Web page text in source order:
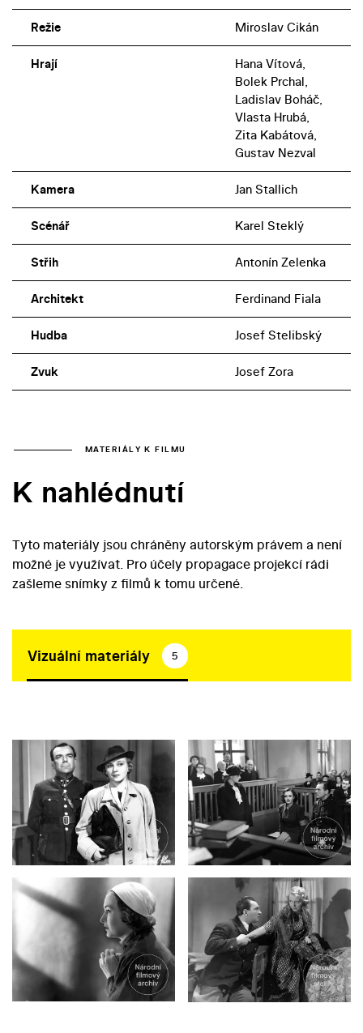
Režie Miroslav Cikán
Hrají
Hana Vítová,
Bolek Prchal,
Ladislav Boháč,
Vlasta Hrubá,
Zita Kabátová,
Gustav Nezval
Kamera Jan Stallich
Scénář Karel Steklý
Střih Antonín Zelenka
Architekt Ferdinand Fiala
Hudba Josef Stelibský
Zvuk Josef Zora
MATERIÁLY K FILMU
K nahlédnutí
Tyto materiály jsou chráněny autorským právem a není
možné je využívat. Pro účely propagace projekcí rádi
zašleme snímky z filmů k tomu určené.
Vizuální materiály 5